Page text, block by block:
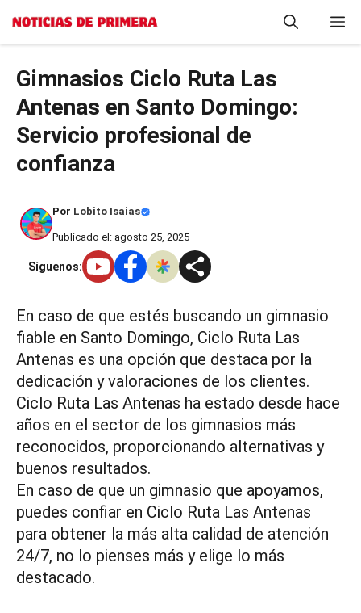
Saltar
Gimnasios Ciclo Ruta Las
Antenas en Santo Domingo:
Servicio profesional de
confianza
Por Lobito Isaias
Publicado el: agosto 25, 2025
Síguenos:
En caso de que estés buscando un gimnasio
fiable en Santo Domingo, Ciclo Ruta Las
Antenas es una opción que destaca por la
dedicación y valoraciones de los clientes.
Ciclo Ruta Las Antenas ha estado desde hace
años en el sector de los gimnasios más
reconocidos, proporcionando alternativas y
buenos resultados.
En caso de que un gimnasio que apoyamos,
puedes confiar en Ciclo Ruta Las Antenas
para obtener la más alta calidad de atención
24/7, no lo pienses más y elige lo más
destacado.